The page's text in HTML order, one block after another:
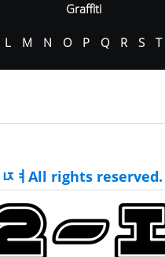
Graffiti
L M N O P Q R S T
ﾥￊAll rights reserved.